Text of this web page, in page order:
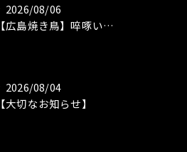
2026/08/06
【広島焼き鳥】啐啄いな村冷凍焼き鳥いかがですか？
2026/08/04
【大切なお知らせ】